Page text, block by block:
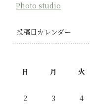
Photo studio
投稿日カレンダー
日
月 火
2
3 4